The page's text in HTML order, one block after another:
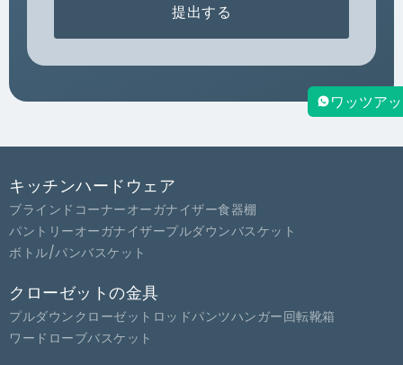
提出する
キッチンハードウェア
ブラインドコーナーオーガナイザー食器棚
パントリーオーガナイザープルダウンバスケット
ボトル/パンバスケット
クローゼットの金具
プルダウンクローゼットロッドパンツハンガー回転靴箱
ワードローブバスケット
ワッツア